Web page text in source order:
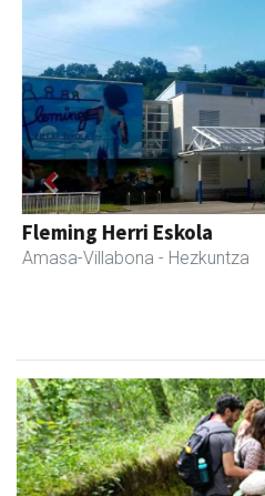
Amasa kafetegia
Amasa-Villabona - Gozotegiak
Previous